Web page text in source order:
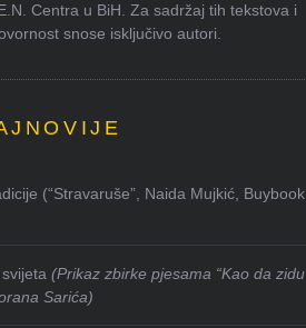
Centra u BiH. Za sadržaj tih tekstova i
snose isključivo autori.
(“Stravaruše”, Naida Mujkić, Buybook,
svijeta(Prikaz zbirke pjesama “Kao da zidu
Sarića)